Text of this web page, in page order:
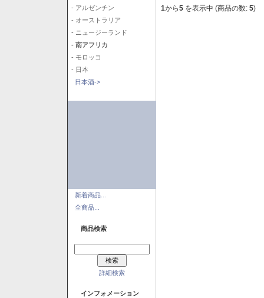
- アルゼンチン
- オーストラリア
- ニュージーランド
- 南アフリカ
- モロッコ
- 日本
日本酒->
新着商品...
全商品...
商品検索
詳細検索
インフォメーション
1から5 を表示中 (商品の数: 5)